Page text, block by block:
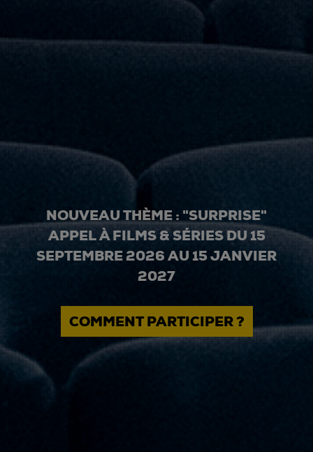
NOUVEAU THÈME : "SURPRISE"
APPEL À FILMS & SÉRIES DU 15
SEPTEMBRE 2026 AU 15 JANVIER
2027
COMMENT PARTICIPER ?